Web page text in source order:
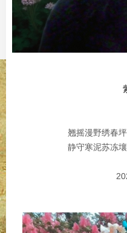
翘摇漫野绣春
静守寒泥苏冻